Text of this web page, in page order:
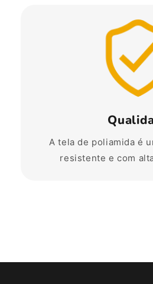
A tela de poliamida é
resistente e com